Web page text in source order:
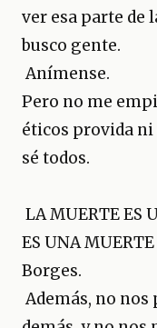
ver esa parte de
busco gente.
Anímense.
Pero no me
éticos provida ni
sé todos.
LA MUERTE ES
ES UNA
Borges.
Además, no nos